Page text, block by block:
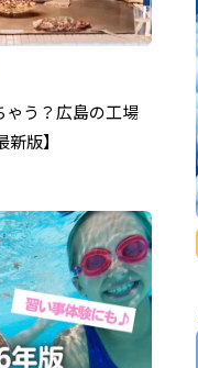
ゃう？広島の工場
版】